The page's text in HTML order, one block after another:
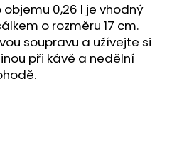
0,26 l je vhodný
o rozměru 17 cm.
soupravu a užívejte si
při kávě a nedělní